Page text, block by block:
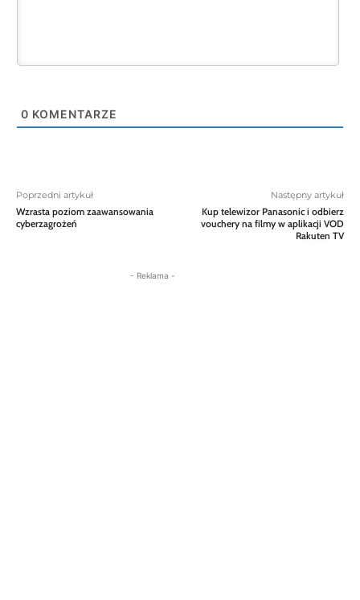
0 KOMENTARZE
Poprzedni artykuł
Wzrasta poziom zaawansowania
cyberzagrożeń
Następny artykuł
Kup telewizor Panasonic i odbierz
vouchery na filmy w aplikacji VOD
Rakuten TV
- Reklama -